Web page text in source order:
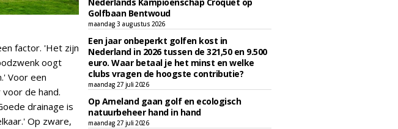
factor. 'Het zijn
oogt
Voor een
de hand.
drainage is
Op zware,
Golfbaan Bentwoud
maandag 3 augustus 2026
Een jaar onbeperkt golfen kost in
Nederland in 2026 tussen de 321,50 en 9.500
euro. Waar betaal je het minst en welke
clubs vragen de hoogste contributie?
maandag 27 juli 2026
Op Ameland gaan golf en ecologisch
natuurbeheer hand in hand
maandag 27 juli 2026